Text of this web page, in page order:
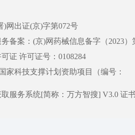
)网出证(京)字第072号
备案：(京)网药械信息备字（2023）
证 许可证号：0108284
家科技支撑计划资助项目（编号：
服务系统[简称：万方智搜] V3.0 证